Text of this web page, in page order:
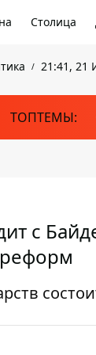
Столица
21:41, 21
ТОПТЕМЫ:
с